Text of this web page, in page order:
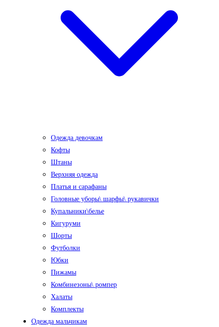
Одежда девочкам
Кофты
Штаны
Верхняя одежда
Платья и сарафаны
Головные уборы\ шарфы\ рукавички
Купальники\белье
Кигуруми
Шорты
Футболки
Юбки
Пижамы
Комбинезоны\ ромпер
Халаты
Комплекты
Одежда мальчикам